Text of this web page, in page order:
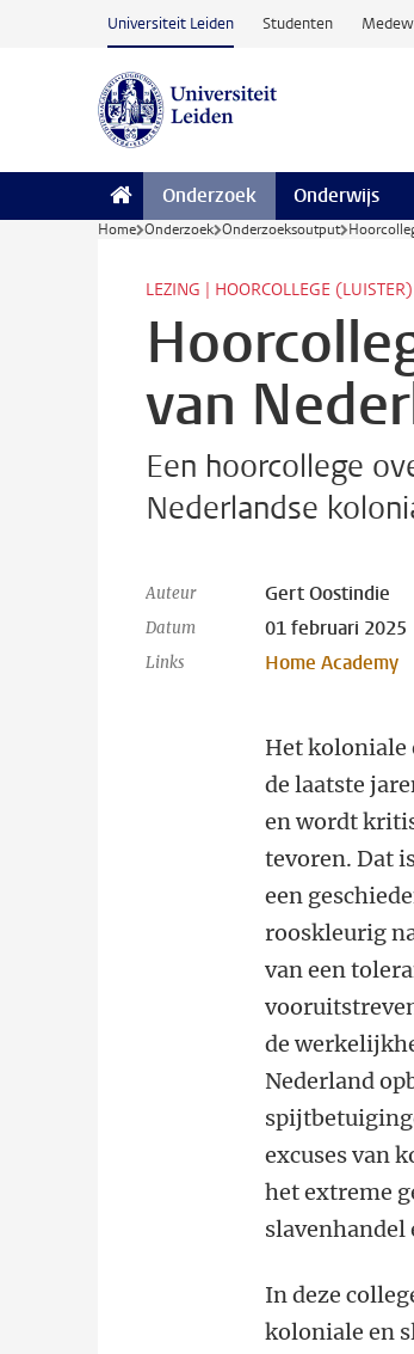
Ga naar hoofdinhoud
Universiteit Leiden Studenten
Onderzoek Onderwijs
Home Onderzoek Onderzoeksoutput
LEZING | HOORCOLLEGE (LUISTER)
van
Een hoorcollege
Nederlandse
Auteur Gert Oostindie
Datum 01 februari 2025
Links Home Academy
Het koloniale
de laatste
en wordt
tevoren. Dat
een
rooskleurig
van een
de
Nederland
excuses van
het extreme
slavenhandel
In deze
koloniale en